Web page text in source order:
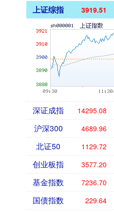
上证综指 3919.51
深证成指 14295.08
沪深300 4689.96
北证50 1129.72
创业板指 3577.20
基金指数 7236.70
国债指数 229.64